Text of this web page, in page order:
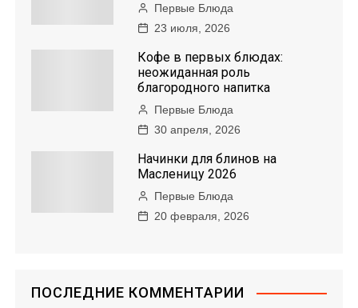
Первые Блюда
23 июля, 2026
Кофе в первых блюдах:
неожиданная роль
благородного напитка
Первые Блюда
30 апреля, 2026
Начинки для блинов на
Масленицу 2026
Первые Блюда
20 февраля, 2026
ПОСЛЕДНИЕ КОММЕНТАРИИ